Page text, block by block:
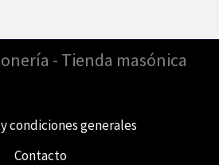
- Tienda masónica
condiciones generales
Contacto